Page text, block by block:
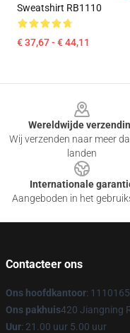
Sweatshirt RB1110
€ 37,67 - € 44,11
Wereldwijde
Wij verzenden naar meer
landen
Internationale
Aangeboden in het
Contacteer ons
Ons hoofdkantoor:
Ons pakhuis420 Jiangning
Uur: 21.00 uur 5.00 uur